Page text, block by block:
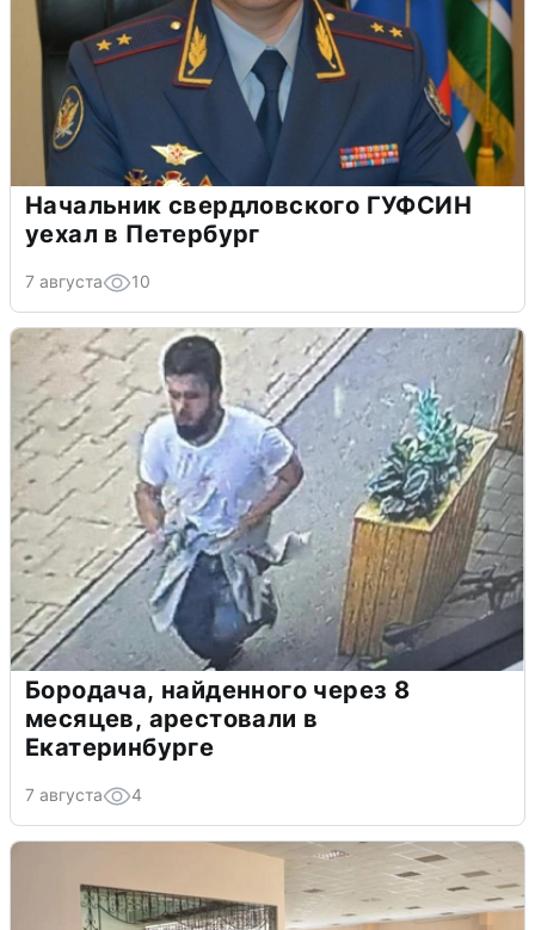
Начальник свердловского ГУФСИН
уехал в Петербург
7 августа 10
Бородача, найденного через 8
месяцев, арестовали в
Екатеринбурге
7 августа 4